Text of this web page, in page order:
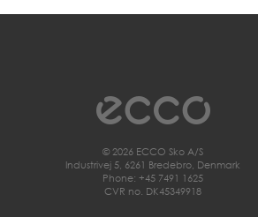
© 2026 ECCO Sko A/S
Industrivej 5, 6261 Bredebro, Denmark
Phone: +45 7491 1625
CVR no. DK45349918